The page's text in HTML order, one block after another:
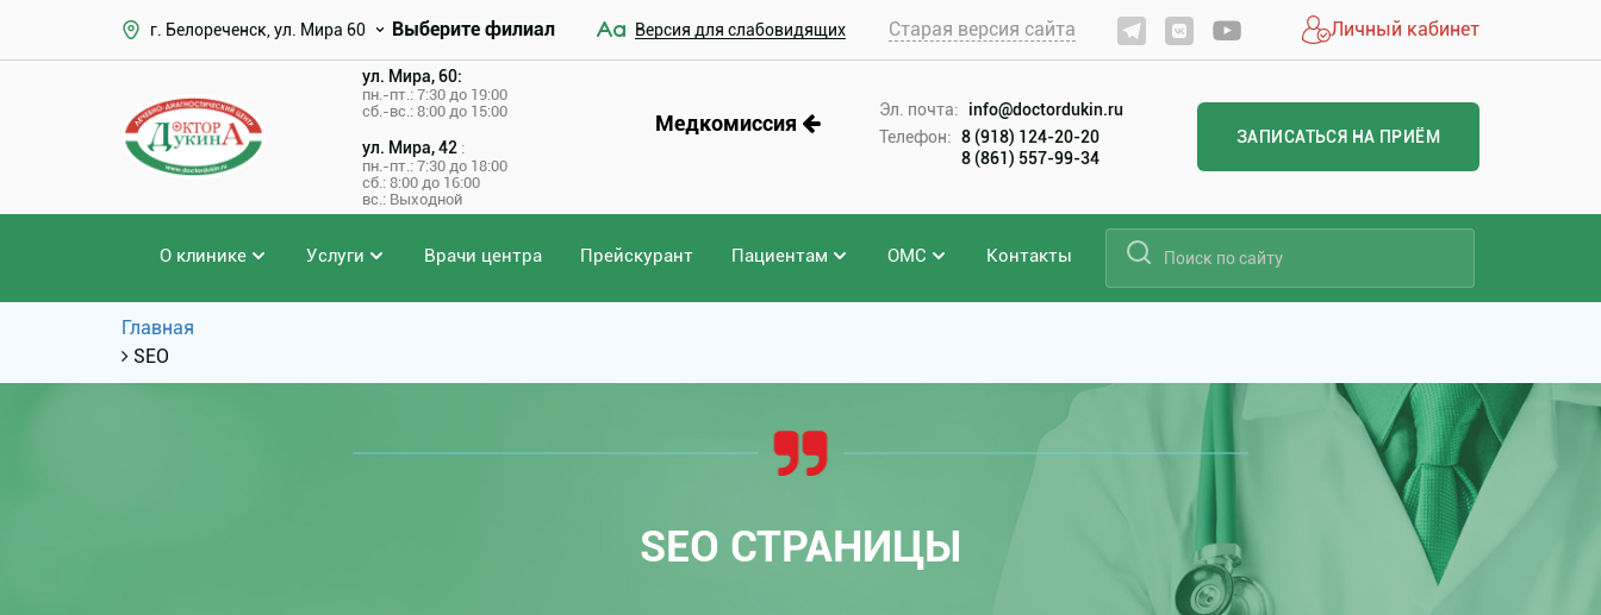
г. Белореченск, ул. Мира 60 Выберите филиал Версия для слабовидящих Старая версия сайта Личный кабинет
ул. Мира, 60:
пн.-пт.: 7:30 до 19:00
сб.-вс.: 8:00 до 15:00
ул. Мира, 42 :
пн.-пт.: 7:30 до 18:00
сб.: 8:00 до 16:00
вс.: Выходной
Медкомиссия
Эл. почта:
info@doctordukin.ru
Телефон: 8 (918) 124-20-20
8 (861) 557-99-34
ЗАПИСАТЬСЯ НА ПРИЁМ
О клинике Услуги Врачи центра Прейскурант Пациентам ОМС Контакты
Главная
SEO
SEO СТРАНИЦЫ